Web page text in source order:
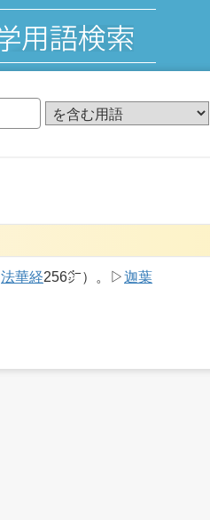
法華経256㌻）。▷迦葉